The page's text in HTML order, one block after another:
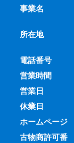
事業名
所在地
電話番号
営業時間
営業日
休業日
ホームページ
古物商許可番